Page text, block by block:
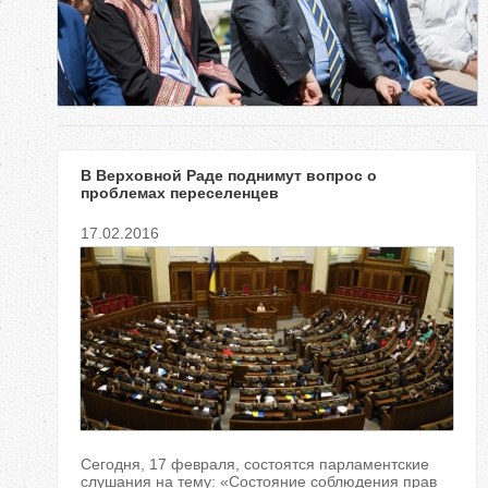
е
с
ь
В Верховной Раде поднимут вопрос о
проблемах переселенцев
17.02.2016
Сегодня, 17 февраля, состоятся парламентские
слушания на тему: «Состояние соблюдения прав